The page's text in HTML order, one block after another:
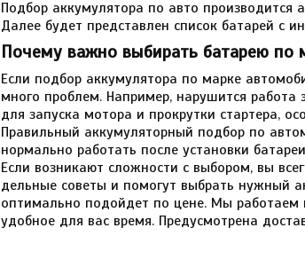
Подбор аккумулятора по авто производится
Далее будет представлен список батарей с
Почему важно выбирать батарею по
Если подбор аккумулятора по марке
много проблем. Например, нарушится
для запуска мотора и прокрутки стартера,
Правильный аккумуляторный подбор по
нормально работать после установки
Если возникают сложности с выбором, вы
дельные советы и помогут выбрать нужный
оптимально подойдет по цене. Мы
удобное для вас время. Предусмотрена